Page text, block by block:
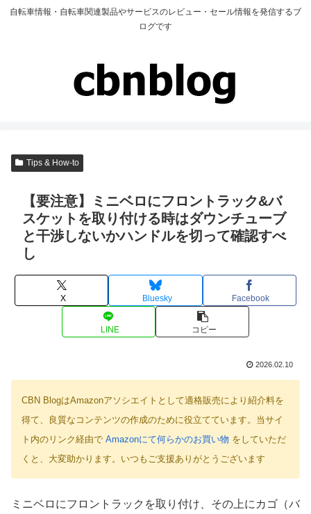
自転車情報・自転車関連製品やサービスのレビュー・セール情報を発信するブ
ログです
Tips & How-to
【要注意】ミニベロにフロントラック&バ
スケットを取り付ける時はダウンチューブ
と干渉しないかハンドルを切って確認すべ
し
X Bluesky Facebook
LINE コピー
2026.02.10
CBN BlogはAmazonアソシエイトとして適格販売により紹介料を
得て、良質なコンテンツの作成のために役立てています。当サイ
ト内のリンク経由で Amazonにて何らかのお買い物 をしていただ
くと、大変助かります。いつもご支援ありがとうございます
ミニベロにフロントラックを取り付け、その上にカゴ（バ